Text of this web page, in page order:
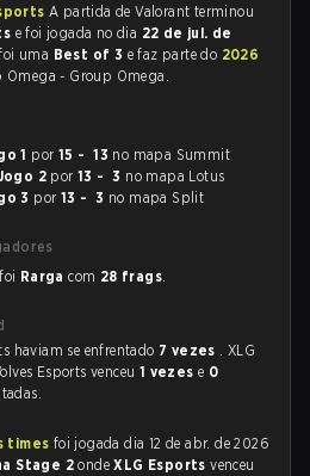
A partida de Valorant terminou
e foi jogada no dia 22 de jul. de
uma Best of 3 e faz parte do 2026
Omega - Group Omega.
1 por 15 - 13 no mapa Summit
2 por13 - 3 no mapa Lotus
3 por 13 - 3 no mapa Split
Rarga com 28 frags.
haviam se enfrentado 7 vezes . XLG
Esports venceu 1 vezese 0
times foi jogada dia 12 de abr. de 2026
Stage 2ondeXLG Esportsvenceu